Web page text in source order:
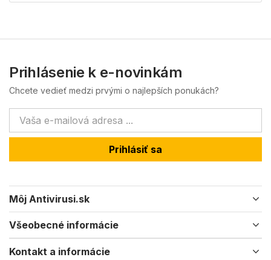
Prihlásenie k e-novinkám
Chcete vedieť medzi prvými o najlepších ponukách?
Prihlásiť sa
Môj Antivirusi.sk
Všeobecné informácie
Kontakt a informácie